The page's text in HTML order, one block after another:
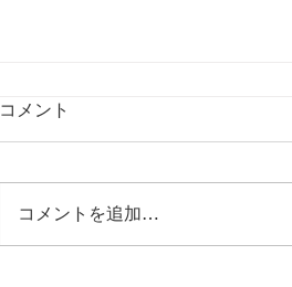
インドネシアトリップ
コメント
コメントを追加…